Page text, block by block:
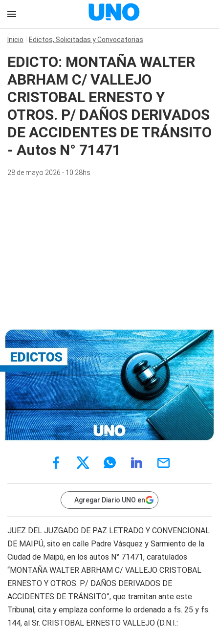
Inicio Edictos, Solicitadas y Convocatorias
EDICTO: MONTAÑA WALTER
ABRHAM C/ VALLEJO
CRISTOBAL ERNESTO Y
OTROS. P/ DAÑOS DERIVADOS
DE ACCIDENTES DE TRÁNSITO
- Autos N° 71471
28 de mayo 2026 - 10:28hs
Agregar Diario UNO en
JUEZ DEL JUZGADO DE PAZ LETRADO Y CONVENCIONAL
DE MAIPÚ, sito en calle Padre Vásquez y Sarmiento de la
Ciudad de Maipú, en los autos N° 71471, caratulados
“MONTAÑA WALTER ABRHAM C/ VALLEJO CRISTOBAL
ERNESTO Y OTROS. P/ DAÑOS DERIVADOS DE
ACCIDENTES DE TRÁNSITO”, que tramitan ante este
Tribunal, cita y emplaza conforme lo ordenado a fs. 25 y fs.
144, al Sr. CRISTOBAL ERNESTO VALLEJO (D.N.I.: